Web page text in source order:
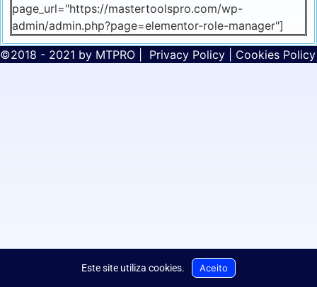
page_url="https://mastertoolspro.com/wp-
admin/admin.php?page=elementor-role-manager"]
©2018 - 2021 by MTPRO Privacy Policy Cookies Policy
Este site utiliza cookies. Aceito